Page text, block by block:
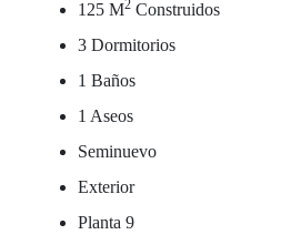
125 M2 Construidos
3 Dormitorios
1 Baños
1 Aseos
Seminuevo
Exterior
Planta 9